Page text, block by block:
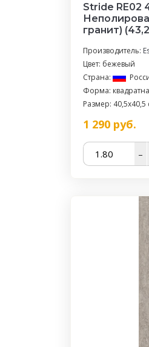
Stride RE02
гранит)
Производитель:
Цвет: бежевый
Страна:
Форма:
Размер: 40,5x40,5
1 290 руб.
–